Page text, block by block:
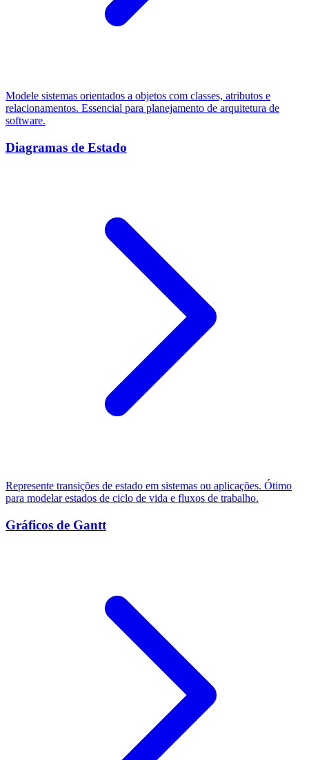
Modele sistemas orientados a objetos com classes, atributos e
relacionamentos. Essencial para planejamento de arquitetura de
software.
Diagramas de Estado
Represente transições de estado em sistemas ou aplicações. Ótimo
para modelar estados de ciclo de vida e fluxos de trabalho.
Gráficos de Gantt